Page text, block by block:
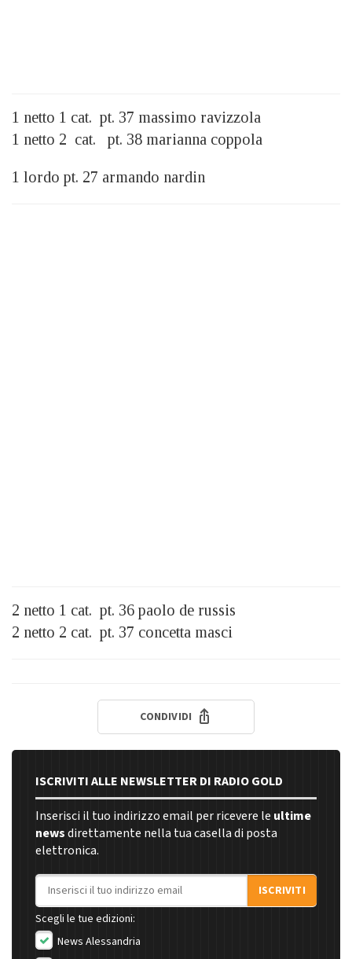
1 netto 1 cat. pt. 37 massimo ravizzola
1 netto 2 cat. pt. 38 marianna coppola
1 lordo pt. 27 armando nardin
2 netto 1 cat. pt. 36 paolo de russis
2 netto 2 cat. pt. 37 concetta masci
CONDIVIDI
ISCRIVITI ALLE NEWSLETTER DI RADIO GOLD
Inserisci il tuo indirizzo email per ricevere le ultime
newsdirettamente nella tua casella di posta
elettronica.
Indirizzo email
ISCRIVITI
Scegli le tue edizioni:
News Alessandria